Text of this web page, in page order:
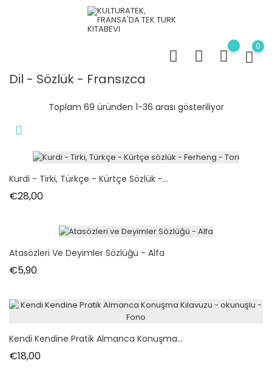
0
Dil - Sözlük - Fransızca
Toplam 69 üründen 1-36 arası gösteriliyor
Kurdi - Tirki, Türkçe - Kürtçe Sözlük -...
€28,00Fiyat
Atasözleri Ve Deyimler Sözlüğü - Alfa
€5,90Fiyat
Kendi Kendine Pratik Almanca Konuşma...
€18,00Fiyat